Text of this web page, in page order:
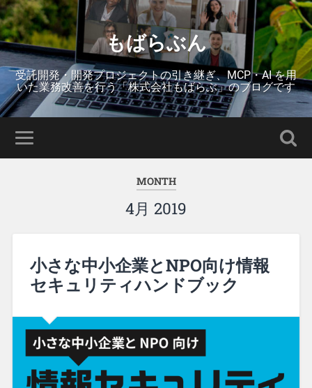
もばらぶん
受託開発・開発プロジェクトの引き継ぎ、MCP・AI を用
いた業務改善を行う「株式会社もばらぶ」のブログです
MONTH
4月 2019
小さな中小企業とNPO向け情報
セキュリティハンドブック